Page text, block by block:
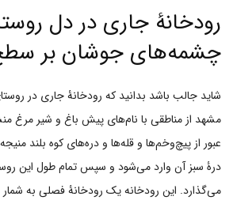
رودخانۀ جاری در دل
چشمه‌های جوشان بر
شاید جالب باشد بدانید که رودخانۀ جاری در
مشهد از مناطقی با نام‌های پیش باغ و شیر مرغ
عبور از پیچ‌وخم‌ها و قله‌ها و دره‌های کوه بلند
درۀ سبز آن وارد می‌شود و سپس تمام طول این
می‌گذارد. این رودخانه یک رودخانۀ فصلی به